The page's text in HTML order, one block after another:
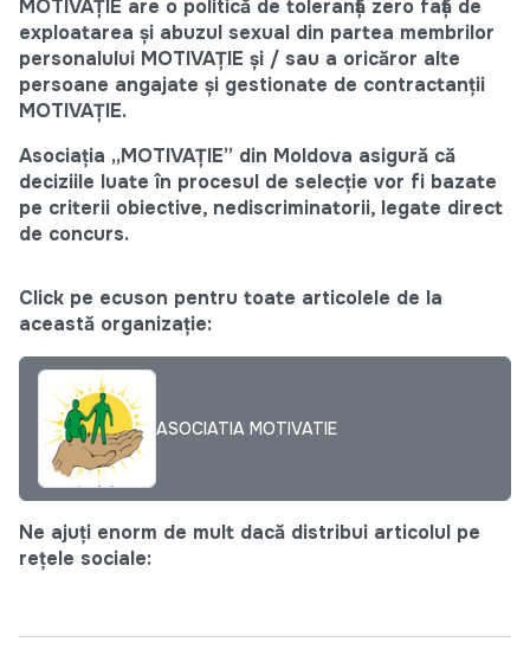
MOTIVAȚIE are o politică de toleranță zero față de
exploatarea și abuzul sexual din partea membrilor
personalului MOTIVAȚIE și / sau a oricăror alte
persoane angajate și gestionate de contractanții
MOTIVAȚIE.
Asociația „MOTIVAȚIE” din Moldova asigură că
deciziile luate în procesul de selecție vor fi bazate
pe criterii obiective, nediscriminatorii, legate direct
de concurs.
Click pe ecuson pentru toate articolele de la
această organizație:
ASOCIATIA MOTIVATIE
Ne ajuți enorm de mult dacă distribui articolul pe
rețele sociale: